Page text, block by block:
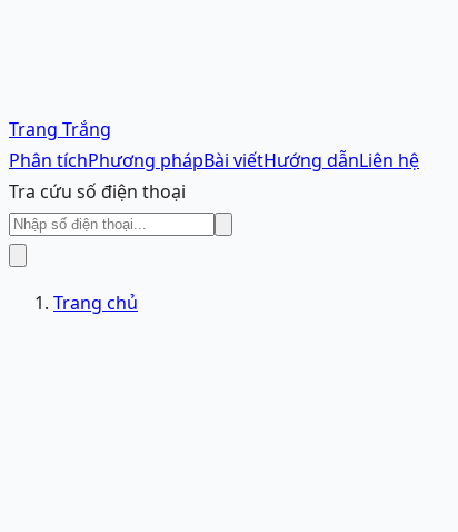
Trang Trắng
Phân tíchPhương phápBài viếtHướng dẫnLiên hệ
Tra cứu số điện thoại
Trang chủ